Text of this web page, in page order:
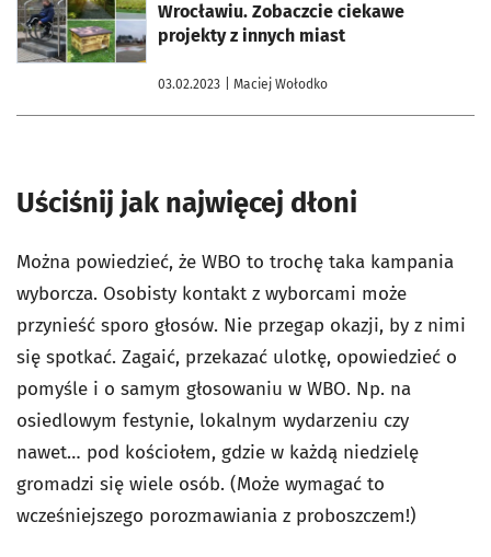
Wrocławiu. Zobaczcie ciekawe
projekty z innych miast
03.02.2023 | Maciej Wołodko
Uściśnij jak najwięcej dłoni
Można powiedzieć, że WBO to trochę taka kampania
wyborcza. Osobisty kontakt z wyborcami może
przynieść sporo głosów. Nie przegap okazji, by z nimi
się spotkać. Zagaić, przekazać ulotkę, opowiedzieć o
pomyśle i o samym głosowaniu w WBO. Np. na
osiedlowym festynie, lokalnym wydarzeniu czy
nawet… pod kościołem, gdzie w każdą niedzielę
gromadzi się wiele osób. (Może wymagać to
wcześniejszego porozmawiania z proboszczem!)